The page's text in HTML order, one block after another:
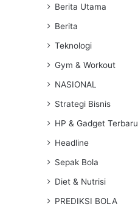
Berita Utama
Berita
Teknologi
Gym & Workout
NASIONAL
Strategi Bisnis
HP & Gadget Terbaru
Headline
Sepak Bola
Diet & Nutrisi
PREDIKSI BOLA